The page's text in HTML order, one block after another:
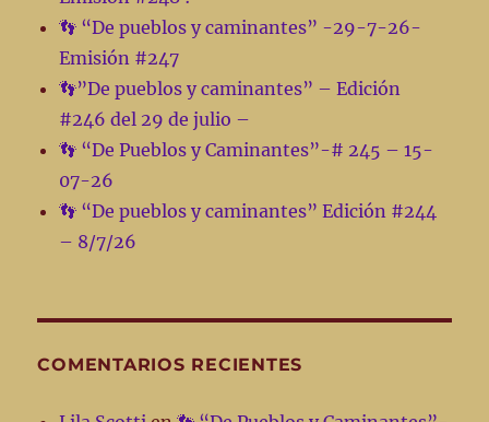
👣 “De pueblos y caminantes” -29-7-26-
Emisión #247
👣”De pueblos y caminantes” – Edición
#246 del 29 de julio –
👣 “De Pueblos y Caminantes”-# 245 – 15-
07-26
👣 “De pueblos y caminantes” Edición #244
– 8/7/26
COMENTARIOS RECIENTES